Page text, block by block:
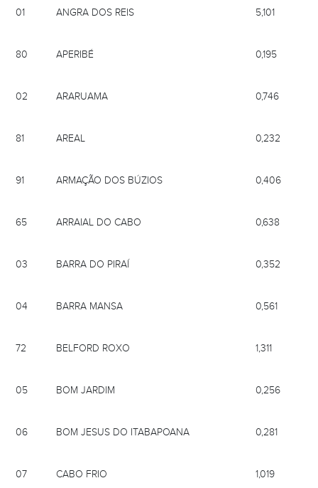
01 ANGRA DOS REIS 5,101
80 APERIBÉ 0,195
02 ARARUAMA 0,746
81 AREAL 0,232
91 ARMAÇÃO DOS BÚZIOS 0,406
65 ARRAIAL DO CABO 0,638
03 BARRA DO PIRAÍ 0,352
04 BARRA MANSA 0,561
72 BELFORD ROXO 1,311
05 BOM JARDIM 0,256
06 BOM JESUS DO ITABAPOANA 0,281
07 CABO FRIO 1,019